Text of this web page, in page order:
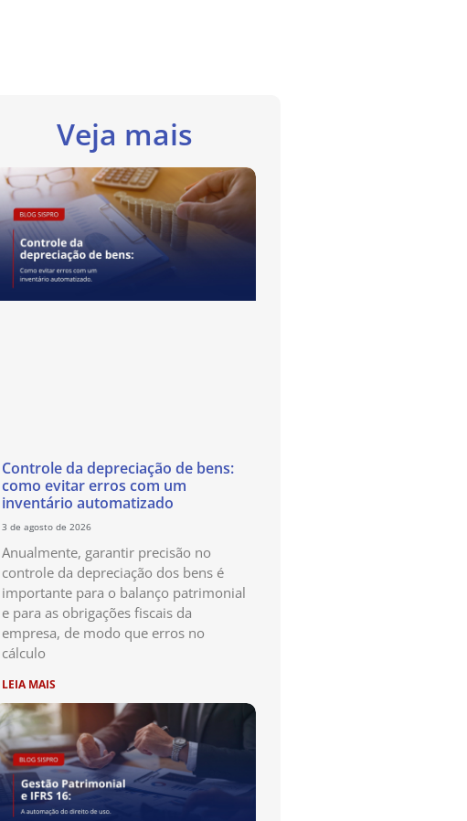
Veja mais
Controle da depreciação de bens:
como evitar erros com um
inventário automatizado
3 de agosto de 2026
Anualmente, garantir precisão no
controle da depreciação dos bens é
importante para o balanço patrimonial
e para as obrigações fiscais da
empresa, de modo que erros no
cálculo
LEIA MAIS